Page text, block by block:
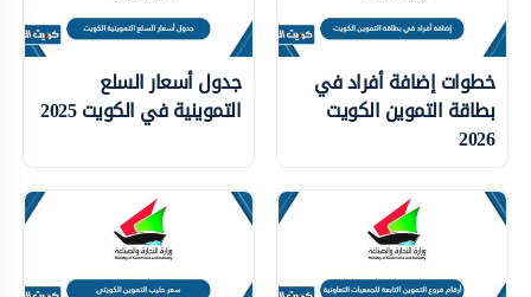
خطوات إضافة أفراد في
بطاقة التموين الكويت
2026
جدول أسعار السلع
التموينية في الكويت 2025